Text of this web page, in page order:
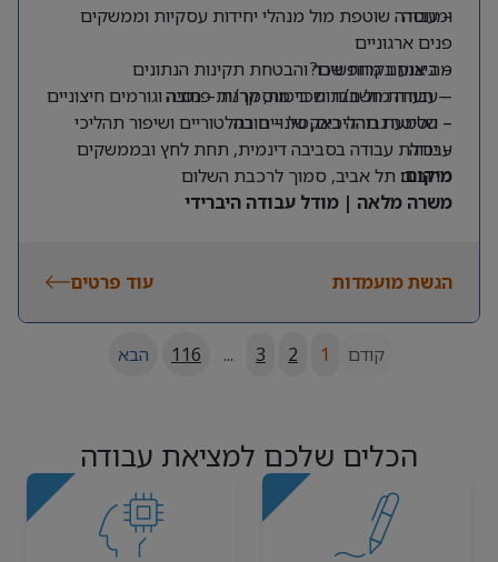
ומנוסה
– עבודה שוטפת מול מנהלי יחידות עסקיות וממשקים
פנים ארגוניים
– ביצוע בקרות שכר והבטחת תקינות הנתונים
– עבודה מול חברות ביטוח, קרנות פנסיה וגורמים חיצוניים
– הטמעת תהליכים, שינויים רגולטוריים ושיפור תהליכי
עבודה
מה אנחנו מחפשים?
– תעודת חשב/ת שכר מוסמך/ת – חובה
– שליטה גבוהה באקסל – חובה
– יכולת עבודה בסביבה דינמית, תחת לחץ ובממשקים
מרובים
מיקום: תל אביב, סמוך לרכבת השלום
משרה מלאה | מודל עבודה היברידי
הגשת מועמדות עוד פרטים
קודם 1
2
3
...
116 הבא
הכלים שלכם למציאת עבודה